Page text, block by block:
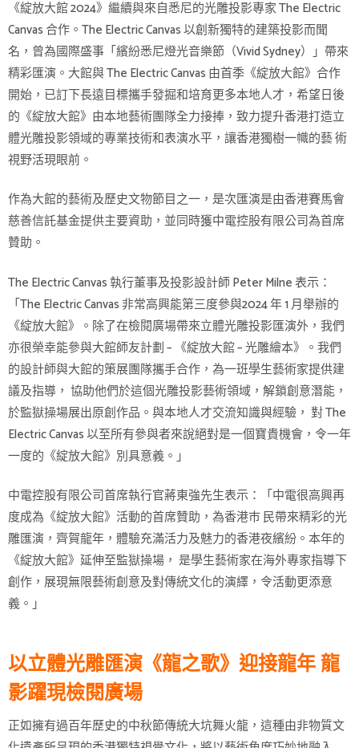
《綻放大館 2024》繼續與來自悉尼的光雕投影專家 The Electric
Canvas 合作。The Electric Canvas 以創新獨特的建築投影而聞
名，曾為國際盛事「繽紛悉尼燈光音樂節（Vivid Sydney）」帶來
精彩匯演。大館與 The Electric Canvas 由首季《綻放大館》合作
開始，已訂下長遠目標攜手發掘和培育更多本地人才，希望日後
的《綻放大館》由本地藝術團隊全力接捧，致力提升香港打造立
體光雕投影領域的專業技術和表演水平，讓香港獨樹一幟的藝 術
視野活現眼前。
作為大館的藝術及歷史文物節目之一，是次匯演是由香港賽馬會
慈善信託基金提供主要資助，並同時獲中電控股有限公司為首席
贊助。
The Electric Canvas 執行董事及投影設計師 Peter Milne 表示：
「The Electric Canvas 非常高興能第三度參與2024 年 1 月舉辦的
《綻放大館》。除了在檢閱廣場帶來立體光雕投影匯演外，我們
亦很榮幸能參與大館師友計劃 – 《綻放大館 – 光雕繪本》。我們
的設計師與大館的策展團隊攜手合作，為一班學生藝術家提供建
議及指導， 協助他們於這個光雕投影藝術領域，解鎖創意潛能，
於監獄操場展出原創作品。與本地人才交流知識與經驗， 對 The
Electric Canvas 以至所有參與者來說絕對是一個寶貴機會，令一年
一度的《綻放大館》別具意義。」
中電控股有限公司首席執行官蔣東強先生表示：「中電很高興再
度成為《綻放大館》活動的首席贊助，為香港巿 民帶來精彩的光
雕匯演，齊賀龍年，體驗充滿活力及魅力的香港夜繽紛。本年的
《綻放大館》延伸至監獄操場， 是學生藝術家在海外專家指導下
創作，展現無限藝術創意及對傳統文化的演繹，令活動更添意
義。」
以立體光雕匯演《龍之歌》迎接龍年 龍
影躍現檢閱廣場
正如擁有過百年歷史的中秋節傳統大坑舞火龍，這種由非物質文